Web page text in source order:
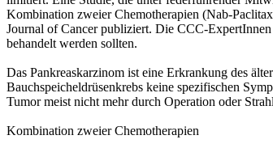
Kombination zweier Chemotherapien (Nab-
Journal of Cancer publiziert. Die CCC-ExpertInnen
behandelt werden sollten.
Das Pankreaskarzinom ist eine Erkrankung des
Bauchspeicheldrüsenkrebs keine spezifischen
Tumor meist nicht mehr durch Operation oder
Kombination zweier Chemotherapien